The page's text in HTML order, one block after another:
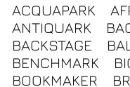
ACQUAPARK
ANTIQUARK
BACKSTAGE
BENCHMARK
BOOKMAKER